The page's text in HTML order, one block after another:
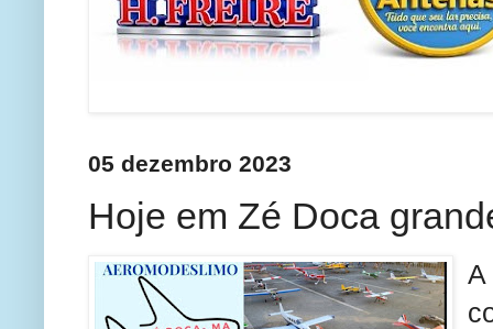
05 dezembro 2023
Hoje em Zé Doca